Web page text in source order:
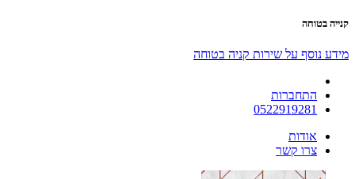
קנייה בטוחה
מידע נוסף על שירות קניה בטוחה
התחברות
0522919281
אודות
צרו קשר